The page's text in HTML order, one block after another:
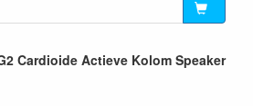
Cardioide Actieve Kolom Speaker